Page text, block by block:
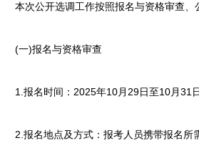
本次公开选调工作按照报名与资格审查、
(一)报名与资格审查
1.报名时间：2025年10月29日至10月31日
2.报名地点及方式：报考人员携带报名所